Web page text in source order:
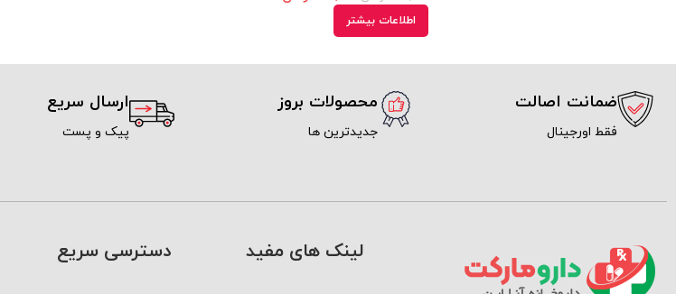
اطلاعات بیشتر
ضمانت اصالت
فقط اورجینال
محصولات بروز
جدیدترین ها
ارسال سریع
پیک و پست
لینک های مفید دسترسی سریع